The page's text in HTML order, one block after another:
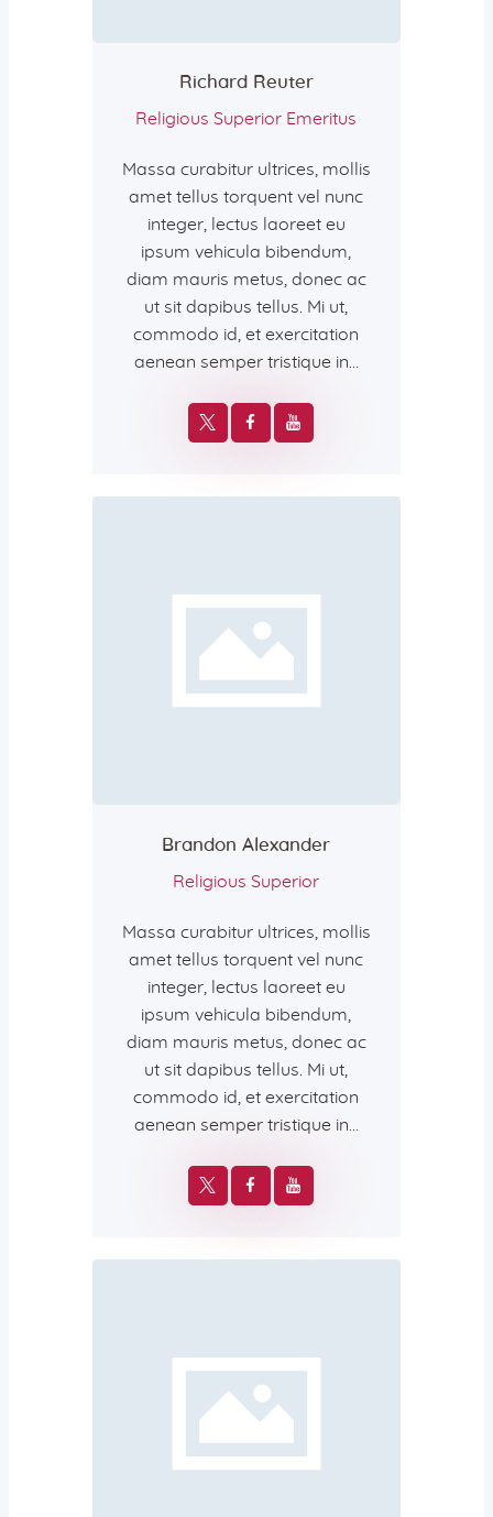
Richard Reuter
Religious Superior Emeritus
Massa curabitur ultrices, mollis
amet tellus torquent vel nunc
integer, lectus laoreet eu
ipsum vehicula bibendum,
diam mauris metus, donec ac
ut sit dapibus tellus. Mi ut,
commodo id, et exercitation
aenean semper tristique in…
Brandon Alexander
Religious Superior
Massa curabitur ultrices, mollis
amet tellus torquent vel nunc
integer, lectus laoreet eu
ipsum vehicula bibendum,
diam mauris metus, donec ac
ut sit dapibus tellus. Mi ut,
commodo id, et exercitation
aenean semper tristique in…